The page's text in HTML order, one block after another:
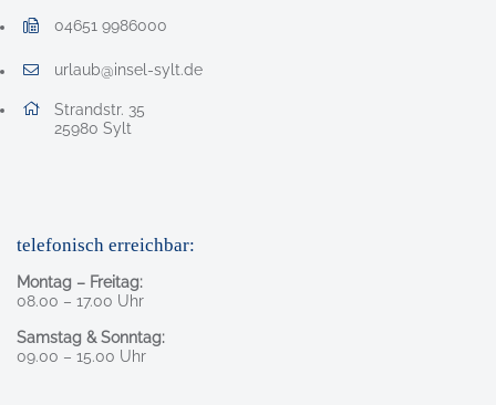
04651 9986000
Faxnummer: 0 4 6 5 1 9 9 8 6 0 0 0
urlaub@insel-sylt.de
E-Mail Adresse: urlaub@insel-sylt.de
Adresse:
Strandstr. 35
25980 , 2 5 9 8 0
Sylt
telefonisch erreichbar:
Montag – Freitag:
08.00 – 17.00 Uhr
Samstag & Sonntag:
09.00 – 15.00 Uhr